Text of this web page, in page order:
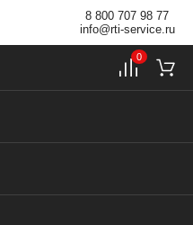
8 800 707 98 77
info@rti-service.ru
0